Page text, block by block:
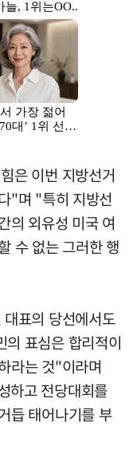
은 이번 지방선거
"며 "특히 지방선
의 외유성 미국 여
수 없는 그러한 행
표의 당선에서도
의 표심은 합리적이
라는 것"이라며
하고 전당대회를
듭 태어나기를 부